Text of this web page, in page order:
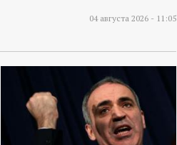
04 августа 2026 - 11:05